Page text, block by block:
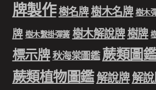
牌製作樹名牌樹木名牌 樹木
牌 樹木繫掛彈簧 樹木解說牌樹牌
標示牌 秋海棠圖鑑 蕨類圖
蕨類植物圖鑑解說牌解